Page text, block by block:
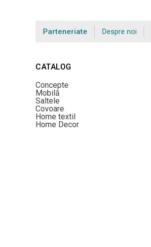
Parteneriate Despre noi
CATALOG
Concepte
Mobilă
Saltele
Covoare
Home textil
Home Decor